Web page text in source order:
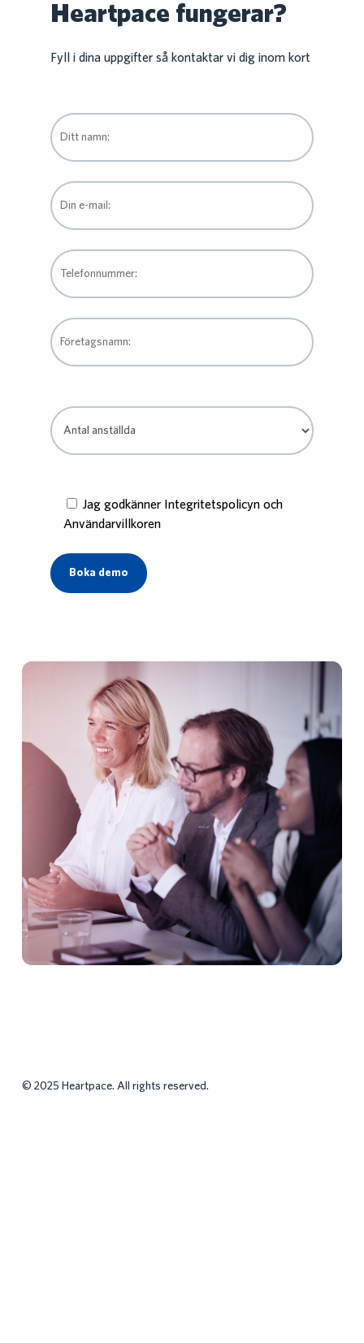
Heartpace fungerar?
Fyll i dina uppgifter så kontaktar vi dig inom kort
Jag godkänner Integritetspolicyn och
Användarvillkoren
© 2025 Heartpace. All rights reserved.